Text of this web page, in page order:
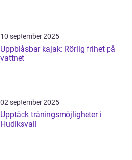
10 september 2025
Uppblåsbar kajak: Rörlig frihet på
vattnet
02 september 2025
Upptäck träningsmöjligheter i
Hudiksvall